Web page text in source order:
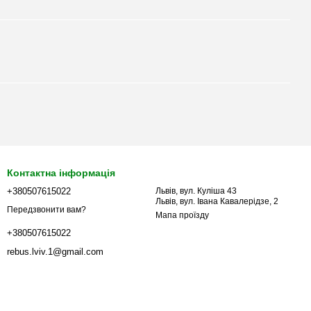
Контактна інформація
+380507615022
Передзвонити вам?
+380507615022
rebus.lviv.1@gmail.com
Львів, вул. Куліша 43
Львів, вул. Івана Кавалерідзе, 2
Мапа проїзду